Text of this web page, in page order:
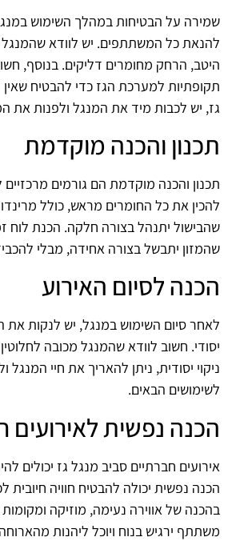
שמירה על הבטיחות במהלך השימוש
להנאת כל המשתתפים. יש לוודא
היטב, הרחק מחומרים דליקים. בנוסף,
תקופתיות למערכת הגז כדי להבטיח
גז, יש לכבות מיד את המנגל ולפנות את
תכנון והכנה מוקדמת
תכנון והכנה מוקדמת הם גורמים
להכין את כל החומרים מראש, כולל
שהבישול יתנהל בצורה חלקה. הכנת לוח
שהמזון יתבשל בצורה אחידה, מבלי
הכנה לסיום האירוע
לאחר סיום השימוש במנגל, יש לנקות את
יסודי. חשוב לוודא שהמנגל מכובה
ניקוי יסודית, ניתן להאריך את חיי המנגל
לשימושים הבאים.
הכנה נפשית לאירועים
אירועים חברתיים סביב מנגל גז יכולים
הכנה נפשית יכולה להבטיח חוויה חיובית
בהכנה של אווירה נעימה, מוזיקה
משתתף ירגיש בנוח ויוכל ליהנות